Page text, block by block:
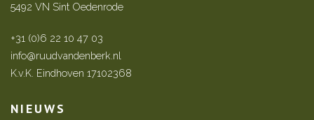
5492 VN Sint Oedenrode
+31 (0)6 22 10 47 03
info@ruudvandenberk.nl
K.v.K. Eindhoven 17102368
NIEUWS